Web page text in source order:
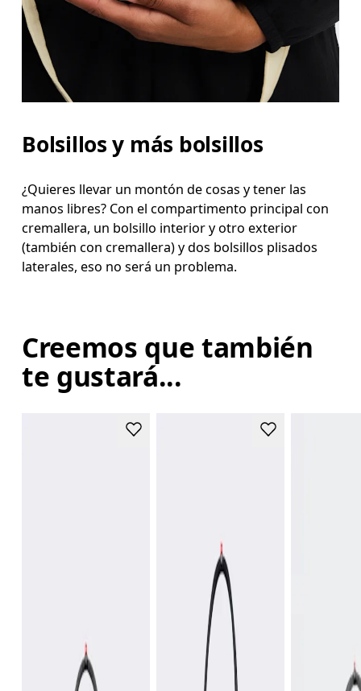
Bolsillos y más bolsillos
¿Quieres llevar un montón de cosas y tener las
manos libres? Con el compartimento principal con
cremallera, un bolsillo interior y otro exterior
(también con cremallera) y dos bolsillos plisados
laterales, eso no será un problema.
Creemos que también
te gustará...